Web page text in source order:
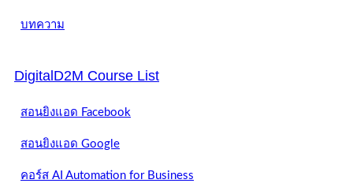
บทความ
DigitalD2M Course List
สอนยิงแอด Facebook
สอนยิงแอด Google
คอร์ส AI Automation for Business